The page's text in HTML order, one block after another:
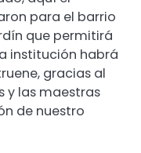
para el barrio
que permitirá
institución habrá
gracias al
y las maestras
de nuestro